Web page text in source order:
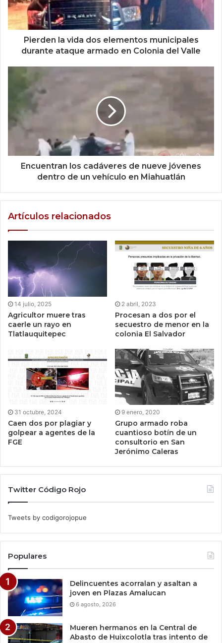
Pierden la vida dos elementos municipales
durante ataque armado en Colonia del Valle
Encuentran los cadáveres de nueve jóvenes
dentro de un vehículo en Miahuatlán
Artículos relacionados
14 julio, 2025
Agricultor muere tras
caerle un rayo en
Tlatlauquitepec
2 abril, 2023
Procesan a dos por el
secuestro de menor en la
colonia El Salvador
31 octubre, 2024
Caen dos por plagiar y
golpear a agentes de la
FGE
9 enero, 2020
Grupo armado roba
cuantioso botín de un
consultorio en San
Jerónimo Caleras
Twitter Código Rojo
Tweets by codigorojopue
Populares
Delincuentes acorralan y asaltan a
joven en Plazas Amalucan
6 agosto, 2026
Mueren hermanos en la Central de
Abasto de Huixcolotla tras intento de